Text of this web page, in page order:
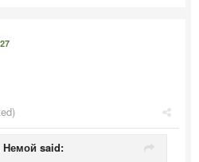
Немой said: